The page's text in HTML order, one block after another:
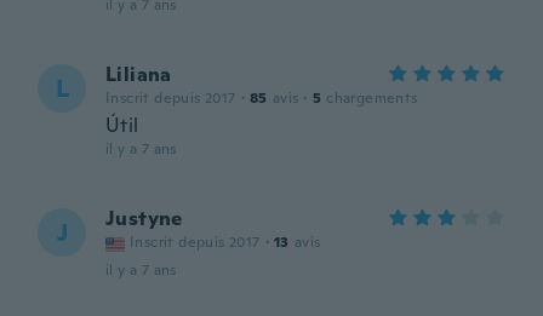
il y a 7 ans
L Liliana
Inscrit depuis 2017 · 85 avis · 5 chargements
Útil
il y a 7 ans
J Justyne
Inscrit depuis 2017 · 13 avis
il y a 7 ans